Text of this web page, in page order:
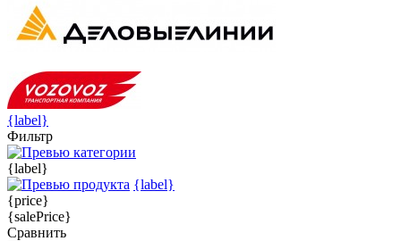
{label}
Фильтр
{label}
{label}
{price}
{salePrice}
Сравнить